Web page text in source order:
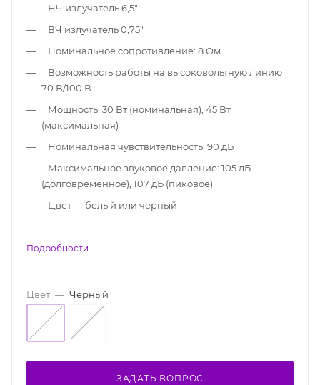
НЧ излучатель 6,5"
ВЧ излучатель 0,75"
Номинальное сопротивление: 8 Ом
Возможность работы на высоковольтную линию
70 В/100 В
Мощность: 30 Вт (номинальная), 45 Вт
(максимальная)
Номинальная чувствительность: 90 дБ
Максимальное звуковое давление: 105 дБ
(долговременное), 107 дБ (пиковое)
Цвет — белый или черный
Подробности
Цвет — Черный
ЗАДАТЬ ВОПРОС